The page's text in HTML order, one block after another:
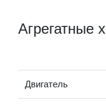
Агрегатные
Двигатель